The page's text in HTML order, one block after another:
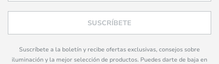
SUSCRÍBETE
Suscríbete a la boletín y recibe ofertas exclusivas, consejos sobre
iluminación y la mejor selección de productos. Puedes darte de baja en